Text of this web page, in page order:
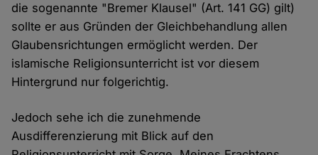
die sogenannte "Bremer Klausel" (Art. 141 GG) gilt)
sollte er aus Gründen der Gleichbehandlung allen
Glaubensrichtungen ermöglicht werden. Der
islamische Religionsunterricht ist vor diesem
Hintergrund nur folgerichtig.
Jedoch sehe ich die zunehmende
Ausdifferenzierung mit Blick auf den